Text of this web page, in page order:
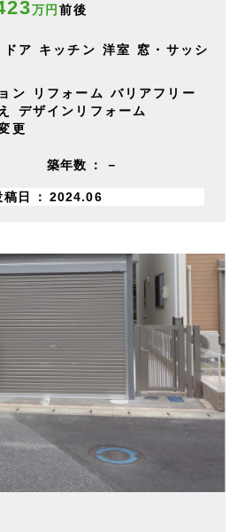
万円 前後
ドア キッチン 洋室
窓・サッシ
ン リフォーム
バリアフリー
デザインリフォーム
更
築年数 －
稿日 2024.06